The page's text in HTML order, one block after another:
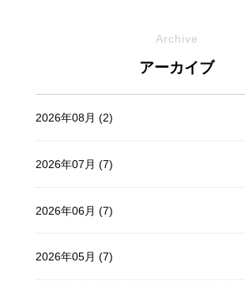
Archive
アーカイブ
2026年08月 (2)
2026年07月 (7)
2026年06月 (7)
2026年05月 (7)